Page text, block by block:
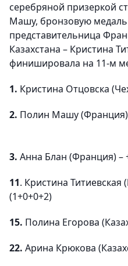
серебряной призеркой
Машу, бронзовую
представительница
Казахстана – Кристина
финишировала на 11-м
1. Кристина Отцовска
2. Полин Машу (Франция)
3. Анна Блан (Франция) –
11. Кристина Титиевская
(1+0+0+2)
15. Полина Егорова
22. Арина Крюкова